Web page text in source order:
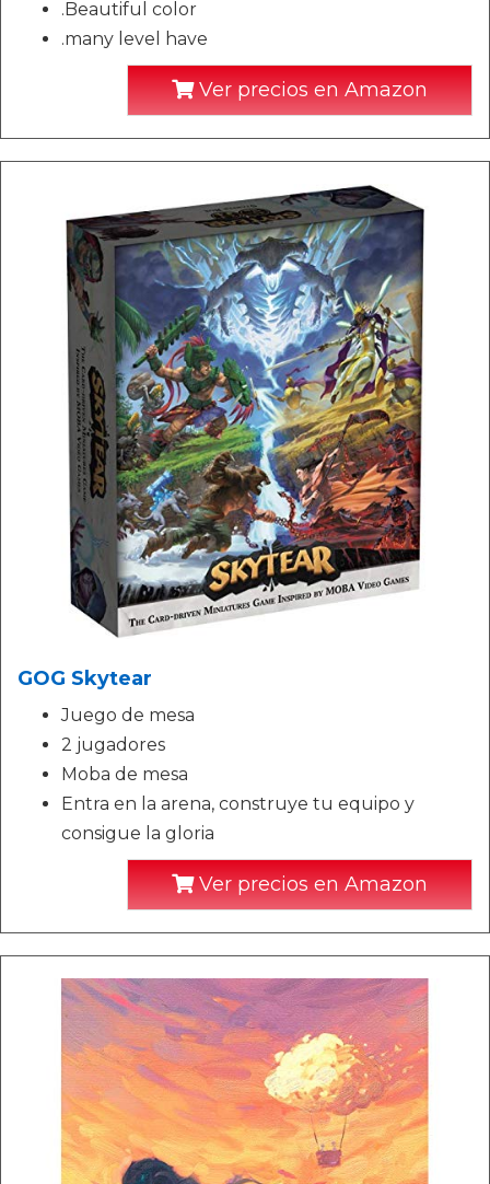
.Beautiful color
.many level have
Ver precios en Amazon
GOG Skytear
Juego de mesa
2 jugadores
Moba de mesa
Entra en la arena, construye tu equipo y
consigue la gloria
Ver precios en Amazon